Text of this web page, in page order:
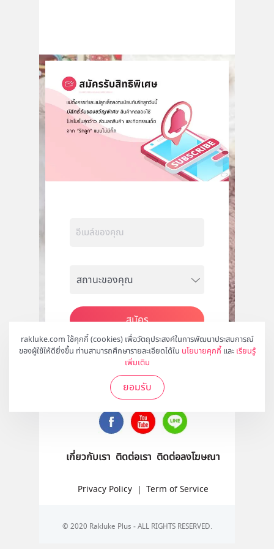
rakluke.com ใช้คุกกี้ (cookies) เพื่อวัตถุประสงค์ในการพัฒนาประสบการณ์
ของผู้ใช้ให้ดียิ่งขึ้น ท่านสามารถศึกษารายละเอียดได้ใน นโยบายคุกกี้ และ เรียนรู้
เพิ่มเติม
ยอมรับ
สมัคร
ติดตามเราได้ที่
เกี่ยวกับเรา ติดต่อเรา ติดต่อลงโฆษณา
Privacy Policy | Term of Service
© 2020 Rakluke Plus - ALL RIGHTS RESERVED.